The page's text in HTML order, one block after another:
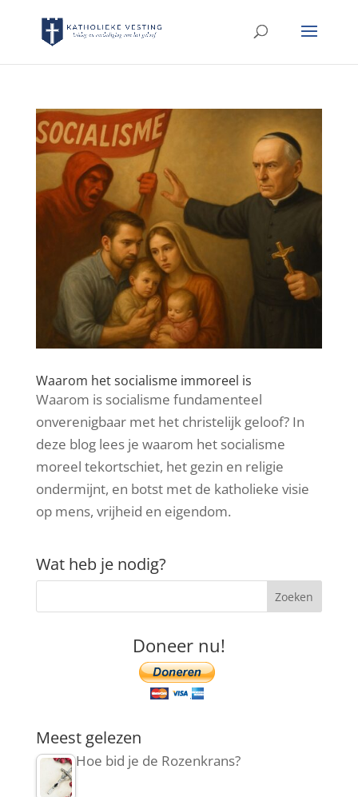
Waarom het socialisme immoreel is
Waarom is socialisme fundamenteel
onverenigbaar met het christelijk geloof? In
deze blog lees je waarom het socialisme
moreel tekortschiet, het gezin en religie
ondermijnt, en botst met de katholieke visie
op mens, vrijheid en eigendom.
Wat heb je nodig?
Doneer nu!
Meest gelezen
Hoe bid je de Rozenkrans?